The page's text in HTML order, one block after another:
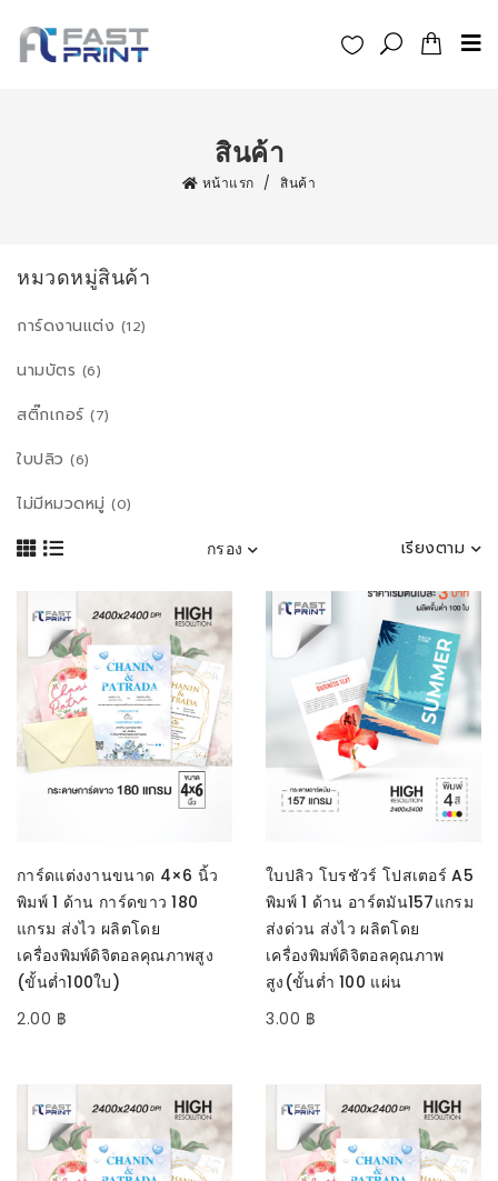
สินค้า
หน้าแรก / สินค้า
หมวดหมู่สินค้า
การ์ดงานแต่ง (12)
นามบัตร (6)
สติ๊กเกอร์ (7)
ใบปลิว (6)
ไม่มีหมวดหมู่ (0)
กรอง เรียงตาม
SELECT OPTIONS
การ์ดแต่งงานขนาด 4×6 นิ้ว
พิมพ์ 1 ด้าน การ์ดขาว 180
แกรม ส่งไว ผลิตโดย
เครื่องพิมพ์ดิจิตอลคุณภาพสูง
(ขั้นต่ำ100ใบ)
2.00 ฿
หยิบใส่ตะกร้า
ใบปลิว โบรชัวร์ โปสเตอร์ A5
พิมพ์ 1 ด้าน อาร์ตมัน157แกรม
ส่งด่วน ส่งไว ผลิตโดย
เครื่องพิมพ์ดิจิตอลคุณภาพ
สูง(ขั้นต่ำ 100 แผ่น
3.00 ฿